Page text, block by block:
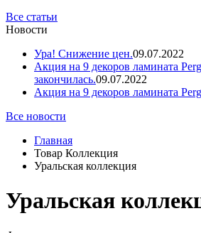
Все статьи
Новости
Ура! Снижение цен.09.07.2022
Акция на 9 декоров ламината
закончилась.09.07.2022
Акция на 9 декоров ламината
Все новости
Главная
Товар Коллекция
Уральская коллекция
Уральская